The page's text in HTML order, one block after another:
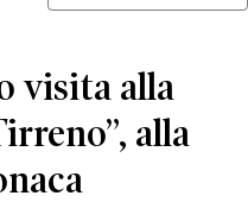
visita alla
alla